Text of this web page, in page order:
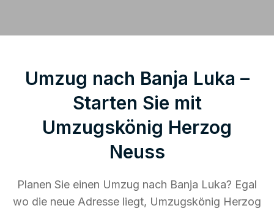
Umzug nach Banja Luka –
Starten Sie mit
Umzugskönig Herzog
Neuss
Planen Sie einen Umzug nach Banja Luka? Egal
wo die neue Adresse liegt, Umzugskönig Herzog